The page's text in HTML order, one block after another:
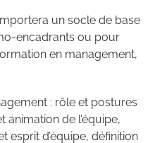
un socle de base
encadrants ou pour
en management,
: rôle et postures
animation de l’équipe,
esprit d’équipe, définition